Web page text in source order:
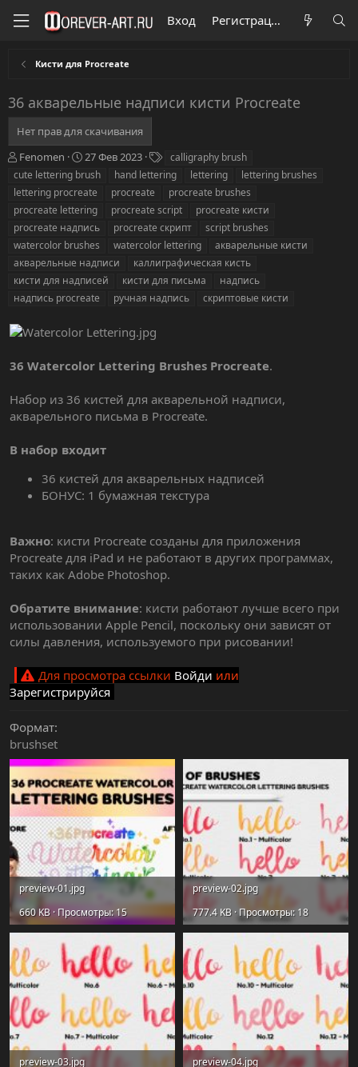
Вход Регистрация
Кисти для Procreate
36 акварельные надписи кисти Procreate
Нет прав для скачивания
А
в
о
р
Fenomen
Д
а
а
с
о
з
н
и
27 Фев 2023
е
и
calligraphy brush
cute lettering brush
hand lettering lettering
lettering brushes
lettering procreate
procreate
procreate brushes
procreate lettering
procreate script
procreate кисти
procreate надпись
procreate скрипт
script brushes
watercolor brushes
watercolor lettering
акварельные кисти
акварельные надписи
каллиграфическая кисть
кисти для надписей
кисти для письма
надпись
надпись procreate
ручная надпись скриптовые кисти
36 Watercolor Lettering Brushes Procreate.
Набор из 36 кистей для акварельной надписи,
акварельного письма в Procreate.
В набор входит
36 кистей для акварельных надписей
БОНУС: 1 бумажная текстура
Важно: кисти Procreate созданы для приложения
Procreate для iPad и не работают в других программах,
таких как Adobe Photoshop.
Обратите внимание: кисти работают лучше всего при
использовании Apple Pencil, поскольку они зависят от
силы давления, используемого при рисовании!
Для просмотра ссылки Войди или
Зарегистрируйся
Формат
brushset
preview-01.jpg
660 KB · Просмотры: 15
preview-02.jpg
777.4 KB · Просмотры: 18
preview-03.jpg
preview-04.jpg